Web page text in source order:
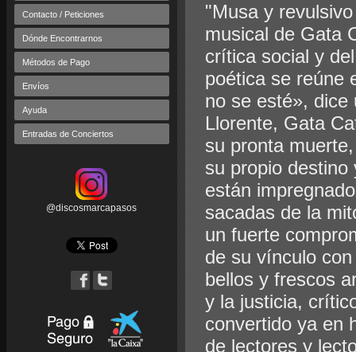
Contacto / Peticiones
Dónde Encontrarnos
Métodos de Pago
Envíos
Ayuda
Entradas de Conciertos
@discosmarcapasos
"Musa y
musical de Gata
crítica social y
poética se reúne
no se esté», dice
Llorente, Gata
su pronta
su propio
están
sacadas de la
un fuerte
de su vínculo
bellos y frescos
y la justicia,
convertido ya en
de lectores y